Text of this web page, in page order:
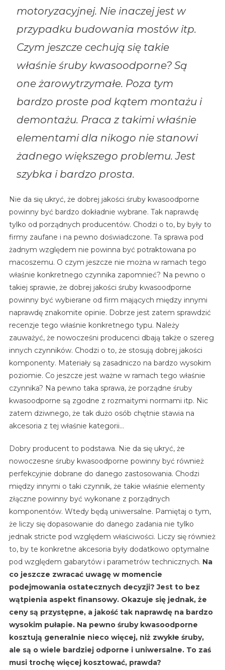
motoryzacyjnej. Nie inaczej jest w
przypadku budowania mostów itp.
Czym jeszcze cechują się takie
właśnie śruby kwasoodporne? Są
one żarowytrzymałe. Poza tym
bardzo proste pod kątem montażu i
demontażu. Praca z takimi właśnie
elementami dla nikogo nie stanowi
żadnego większego problemu. Jest
szybka i bardzo prosta.
Nie da się ukryć, że dobrej jakości śruby kwasoodporne
powinny być bardzo dokładnie wybrane. Tak naprawdę
tylko od porządnych producentów. Chodzi o to, by były to
firmy zaufane i na pewno doświadczone. Ta sprawa pod
żadnym względem nie powinna być potraktowana po
macoszemu. O czym jeszcze nie można w ramach tego
właśnie konkretnego czynnika zapomnieć? Na pewno o
takiej sprawie, że dobrej jakości śruby kwasoodporne
powinny być wybierane od firm mających między innymi
naprawdę znakomite opinie. Dobrze jest zatem sprawdzić
recenzje tego właśnie konkretnego typu. Należy
zauważyć, że nowocześni producenci dbają także o szereg
innych czynników. Chodzi o to, że stosują dobrej jakości
komponenty. Materiały są zasadniczo na bardzo wysokim
poziomie. Co jeszcze jest ważne w ramach tego właśnie
czynnika? Na pewno taka sprawa, że porządne śruby
kwasoodporne są zgodne z rozmaitymi normami itp. Nic
zatem dziwnego, że tak dużo osób chętnie stawia na
akcesoria z tej właśnie kategorii…
Dobry producent to podstawa. Nie da się ukryć, że
nowoczesne śruby kwasoodporne powinny być również
perfekcyjnie dobrane do danego zastosowania. Chodzi
między innymi o taki czynnik, że takie właśnie elementy
złączne powinny być wykonane z porządnych
komponentów. Wtedy będą uniwersalne. Pamiętaj o tym,
że liczy się dopasowanie do danego zadania nie tylko
jednak stricte pod względem właściwości. Liczy się również
to, by te konkretne akcesoria były dodatkowo optymalne
pod względem gabarytów i parametrów technicznych. Na
co jeszcze zwracać uwagę w momencie
podejmowania ostatecznych decyzji? Jest to bez
wątpienia aspekt finansowy. Okazuje się jednak, że
ceny są przystępne, a jakość tak naprawdę na bardzo
wysokim pułapie. Na pewno śruby kwasoodporne
kosztują generalnie nieco więcej, niż zwykłe śruby,
ale są o wiele bardziej odporne i uniwersalne. To zaś
musi trochę więcej kosztować, prawda?